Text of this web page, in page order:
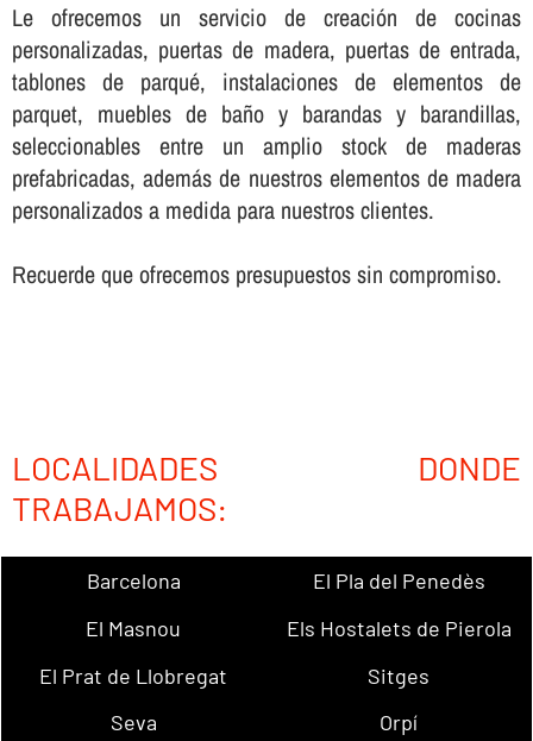
Le ofrecemos un servicio de creación de cocinas
personalizadas, puertas de madera, puertas de entrada,
tablones de parqué, instalaciones de elementos de
parquet, muebles de baño y barandas y barandillas,
seleccionables entre un amplio stock de maderas
prefabricadas, además de nuestros elementos de madera
personalizados a medida para nuestros clientes.
Recuerde que ofrecemos presupuestos sin compromiso.
LOCALIDADES DONDE
TRABAJAMOS:
Barcelona
El Pla del Penedès
El Masnou
Els Hostalets de Pierola
El Prat de Llobregat
Sitges
Seva
Orpí